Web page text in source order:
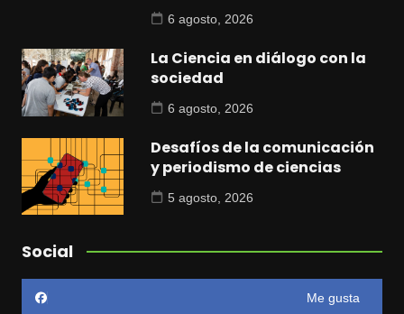
6 agosto, 2026
La Ciencia en diálogo con la
sociedad
6 agosto, 2026
Desafíos de la comunicación
y periodismo de ciencias
5 agosto, 2026
Social
Me gusta